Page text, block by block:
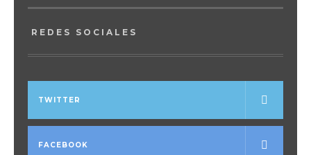
REDES SOCIALES
TWITTER
FACEBOOK